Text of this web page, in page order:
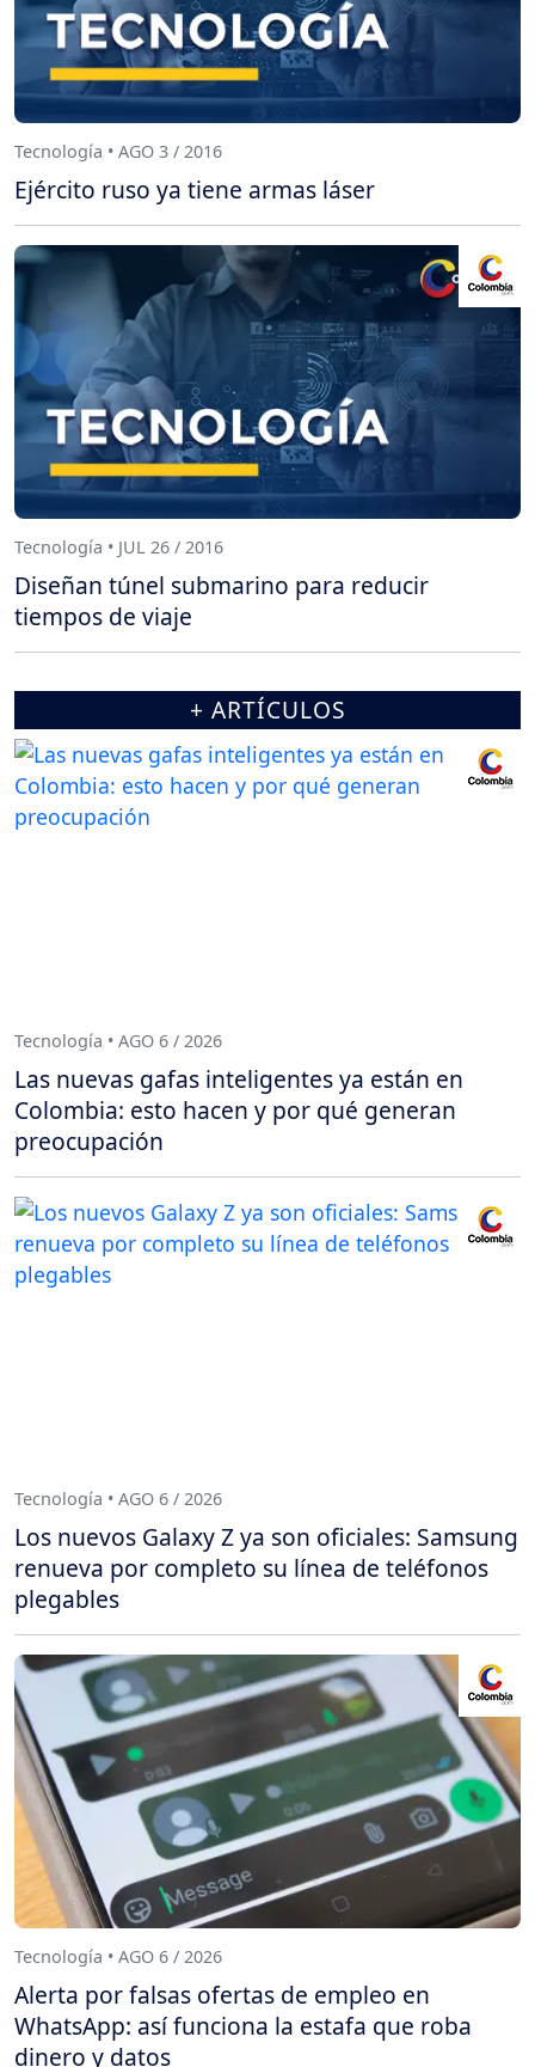
Tecnología • AGO 3 / 2016
Ejército ruso ya tiene armas láser
Tecnología • JUL 26 / 2016
Diseñan túnel submarino para reducir
tiempos de viaje
+ ARTÍCULOS
Tecnología • AGO 6 / 2026
Las nuevas gafas inteligentes ya están en
Colombia: esto hacen y por qué generan
preocupación
Tecnología • AGO 6 / 2026
Los nuevos Galaxy Z ya son oficiales: Samsung
renueva por completo su línea de teléfonos
plegables
Tecnología • AGO 6 / 2026
Alerta por falsas ofertas de empleo en
WhatsApp: así funciona la estafa que roba
dinero y datos